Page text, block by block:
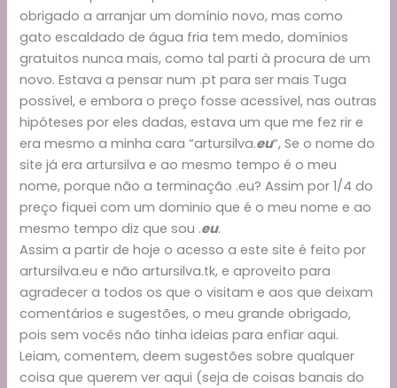
obrigado a arranjar um domínio novo, mas como
gato escaldado de água fria tem medo, domínios
gratuitos nunca mais, como tal parti à procura de um
novo. Estava a pensar num .pt para ser mais Tuga
possível, e embora o preço fosse acessível, nas outras
hipóteses por eles dadas, estava um que me fez rir e
era mesmo a minha cara “artursilva.eu“, Se o nome do
site já era artursilva e ao mesmo tempo é o meu
nome, porque não a terminação .eu? Assim por 1/4 do
preço fiquei com um dominio que é o meu nome e ao
mesmo tempo diz que sou .eu.
Assim a partir de hoje o acesso a este site é feito por
artursilva.eu e não artursilva.tk, e aproveito para
agradecer a todos os que o visitam e aos que deixam
comentários e sugestões, o meu grande obrigado,
pois sem vocês não tinha ideias para enfiar aqui.
Leiam, comentem, deem sugestões sobre qualquer
coisa que querem ver aqui (seja de coisas banais do